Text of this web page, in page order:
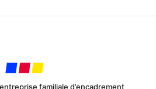
familiale d’encadrement